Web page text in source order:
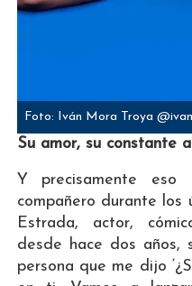
Foto: Iván Mora Troya
Su amor, su constante
Y precisamente
compañero durante los
Estrada, actor,
desde hace dos años,
persona que me dijo